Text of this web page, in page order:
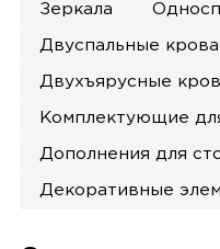
Зеркала
Двуспальные
Двухъярусные
Комплектующие
Дополнения для
Декоративные